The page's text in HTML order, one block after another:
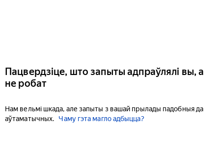
Пацвердзіце, што запыты адпраўлялі вы, а
не робат
Нам вельмі шкада, але запыты з вашай прылады падобныя да
аўтаматычных.
Чаму гэта магло адбыцца?